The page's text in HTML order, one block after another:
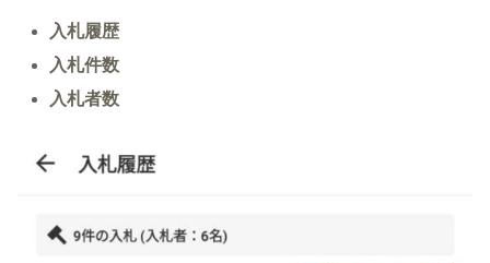
入札履歴
入札件数
入札者数